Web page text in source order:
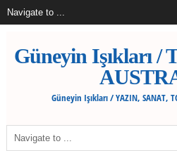
Güneyin Işıkları /
Güneyin Işıkları / YAZIN, SANAT,